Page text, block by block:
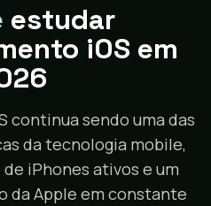
estudar
iOS em
continua sendo uma das
da tecnologia mobile,
iPhones ativos e um
da Apple em constante